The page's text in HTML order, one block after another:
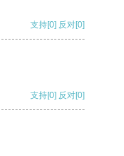
支持[0] 反对[0]
支持[0] 反对[0]